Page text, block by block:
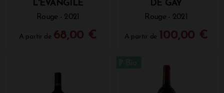
L'EVANGILE
Rouge - 2021
A partir de 68,00 €
DE GAY
Rouge - 2021
A partir de 100,00 €